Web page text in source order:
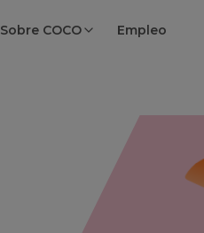
Sobre COCO Empleo